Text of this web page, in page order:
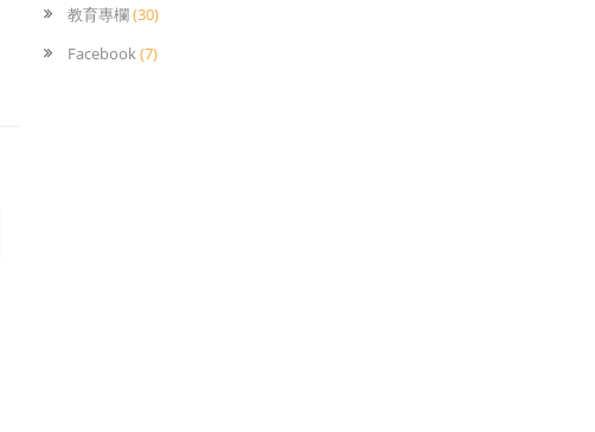
教育專欄(30)
Facebook(7)